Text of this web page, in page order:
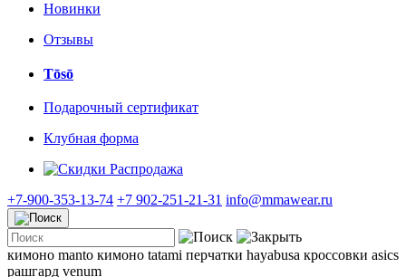
Новинки
Отзывы
Tōsō
Подарочный сертификат
Клубная форма
Распродажа
+7-900-353-13-74 +7 902-251-21-31 info@mmawear.ru
кимоно manto кимоно tatami перчатки hayabusa кроссовки asics
рашгард venum